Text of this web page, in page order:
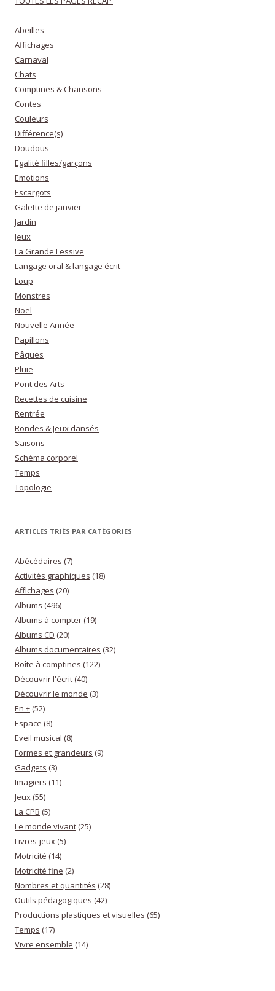
Abeilles
Affichages
Carnaval
Chats
Comptines & Chansons
Contes
Couleurs
Différence(s)
Doudous
Egalité filles/garçons
Emotions
Escargots
Galette de janvier
Jardin
Jeux
La Grande Lessive
Langage oral & langage écrit
Loup
Monstres
Noël
Nouvelle Année
Papillons
Pâques
Pluie
Pont des Arts
Recettes de cuisine
Rentrée
Rondes & Jeux dansés
Saisons
Schéma corporel
Temps
Topologie
ARTICLES TRIÉS PAR CATÉGORIES
Abécédaires (7)
Activités graphiques (18)
Affichages (20)
Albums (496)
Albums à compter (19)
Albums CD (20)
Albums documentaires (32)
Boîte à comptines (122)
Découvrir l'écrit (40)
Découvrir le monde (3)
En + (52)
Espace (8)
Eveil musical (8)
Formes et grandeurs (9)
Gadgets (3)
Imagiers (11)
Jeux (55)
La CPB (5)
Le monde vivant (25)
Livres-jeux (5)
Motricité (14)
Motricité fine (2)
Nombres et quantités (28)
Outils pédagogiques (42)
Productions plastiques et visuelles (65)
Temps (17)
Vivre ensemble (14)